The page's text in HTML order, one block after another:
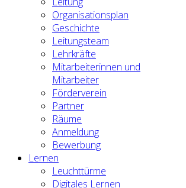
Organisationsplan
Geschichte
Leitungsteam
Lehrkräfte
Mitarbeiterinnen und
Mitarbeiter
Förderverein
Partner
Räume
Anmeldung
Bewerbung
Lernen
Leuchttürme
Digitales Lernen